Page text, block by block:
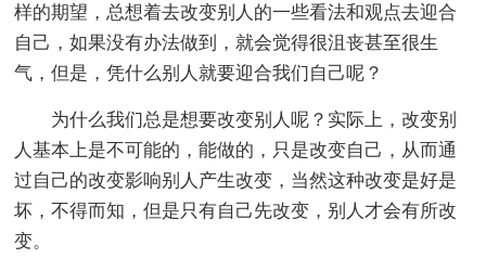
样的期望，总想着去改变别人的一些看法和观点去迎合
自己，如果没有办法做到，就会觉得很沮丧甚至很生
气，但是，凭什么别人就要迎合我们自己呢？
为什么我们总是想要改变别人呢？实际上，改变别
人基本上是不可能的，能做的，只是改变自己，从而通
过自己的改变影响别人产生改变，当然这种改变是好是
坏，不得而知，但是只有自己先改变，别人才会有所改
变。